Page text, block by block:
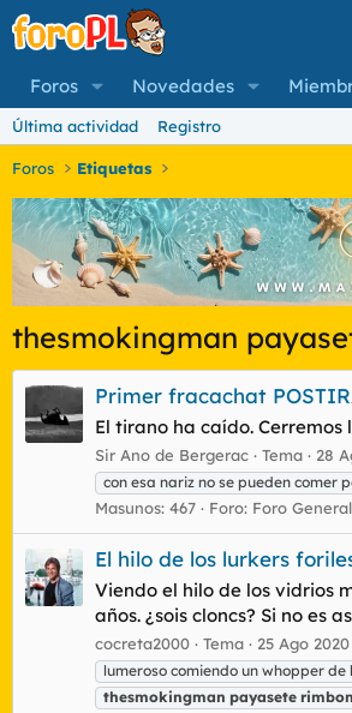
Foros Novedades
Última actividad Registro
Foros Etiquetas
thesmokingman
Primer fracachat
El tirano ha caído. Cerremos
Sir Ano de Bergerac Tema 28
con esa nariz no se pueden comer
Masunos: 467 Foro: Foro General
El hilo de los lurkers
Viendo el hilo de los vidrios
años. ¿sois cloncs? Si no es
cocreta2000 Tema 25 Ago 2020
lumeroso comiendo un whopper de
thesmokingman payasete